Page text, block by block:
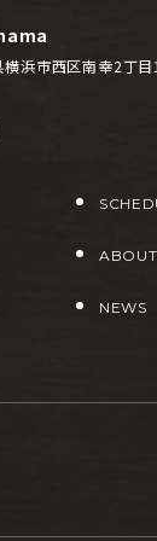
浜市西区南幸2丁目
ABOUT
NEWS